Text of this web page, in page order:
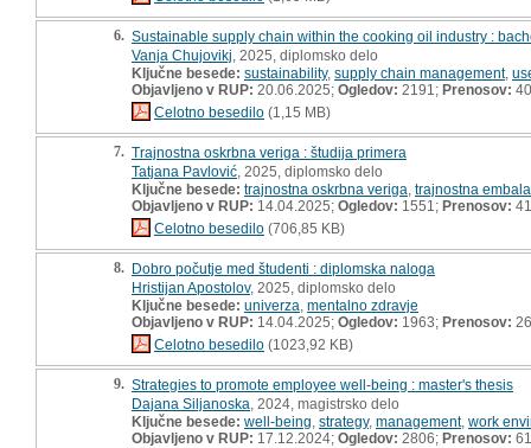
6. Sustainable supply chain within the cooking oil industry :
Vanja Chujovikj , 2025, diplomsko delo
Ključne besede: sustainability, supply chain management,
Objavljeno v RUP: 20.06.2025; Ogledov: 2191; Prenosov: 40
Celotno besedilo (1,15 MB)
7. Trajnostna oskrbna veriga : študija primera
Tatjana Pavlović , 2025, diplomsko delo
Ključne besede: trajnostna oskrbna veriga trajnostna
Objavljeno v RUP: 14.04.2025; Ogledov: 1551; Prenosov: 41
Celotno besedilo (706,85 KB)
8. Dobro počutje med študenti : diplomska naloga
Hristijan Apostolov, 2025, diplomsko delo
Ključne besede: univerza mentalno zdravje
Objavljeno v RUP: 14.04.2025; Ogledov: 1963; Prenosov: 26
Celotno besedilo (1023,92 KB)
9. Strategies to promote employee well-being : master's thesis
Dajana Siljanoska , 2024, magistrsko delo
Ključne besede: well-being strategy, management, work
Objavljeno v RUP: 17.12.2024; Ogledov: 2806; Prenosov: 61